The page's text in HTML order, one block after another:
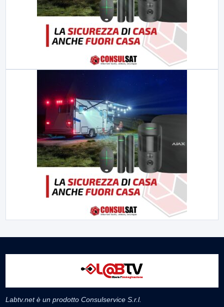
Labtv.net è un prodotto Consulservice S.r.l.